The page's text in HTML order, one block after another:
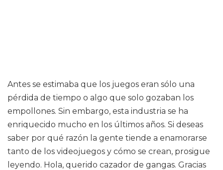
Antes se estimaba que los juegos eran sólo una
pérdida de tiempo o algo que solo gozaban los
empollones. Sin embargo, esta industria se ha
enriquecido mucho en los últimos años. Si deseas
saber por qué razón la gente tiende a enamorarse
tanto de los videojuegos y cómo se crean, prosigue
leyendo. Hola, querido cazador de gangas. Gracias